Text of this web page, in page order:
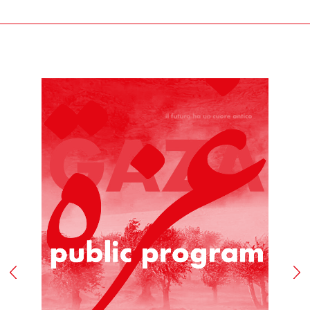
(14) giorni lavorativi a far data dal giorno del ricevimento
I prodotti oggetto del recesso viaggiano a rischio del
Cliente. Qualora pervengano danneggiati a Fondazione
Merz, quest’ultimo gliene darà comunicazione allo scopo
di consentire, ove possibile, di denunziare il danno
all’ufficio postale o al corriere prescelti per la
restituzione.
La richiesta di recesso dovrà essere anticipata a
Fondazione Merz, tramite il seguente indirizzo e-mail:
biglietteria@fondazionemerz.org e, soltanto a seguito di
riscontro, il/i prodotto/i, in condizioni di sostanziale
integrità – custoditi ed eventualmente adoperati con
l’uso della normale diligenza – dovranno essere spediti
compresi dell’imballo originale, di sigilli eventualmente
apposti, nonché di documentazione accessoria.
Le spese di restituzione resteranno a carico del Cliente.
Il Cliente, potrà rifiutare il ritiro del/i prodotti all’atto
della consegna secondo quanto stabilito al precedente
art. 6.